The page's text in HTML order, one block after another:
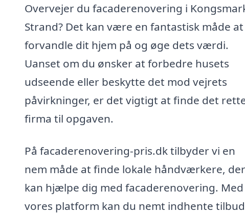
Overvejer du facaderenovering i
Strand? Det kan være en fantastisk måde at
forvandle dit hjem på og øge dets værdi.
Uanset om du ønsker at forbedre husets
udseende eller beskytte det mod vejrets
påvirkninger, er det vigtigt at finde det
firma til opgaven.
På facaderenovering-pris.dk tilbyder vi en
nem måde at finde lokale håndværkere, der
kan hjælpe dig med facaderenovering. Med
vores platform kan du nemt indhente tilbud